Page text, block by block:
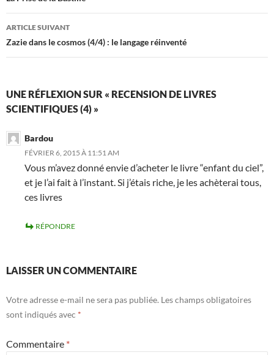
articles
ARTICLE SUIVANT
Zazie dans le cosmos (4/4) : le langage réinventé
UNE RÉFLEXION SUR « RECENSION DE LIVRES
SCIENTIFIQUES (4) »
Bardou
FÉVRIER 6, 2015 À 11:51 AM
Vous m’avez donné envie d’acheter le livre “enfant du ciel”,
et je l’ai fait à l’instant. Si j’étais riche, je les achèterai tous,
ces livres
RÉPONDRE
LAISSER UN COMMENTAIRE
Votre adresse e-mail ne sera pas publiée. Les champs obligatoires
sont indiqués avec *
Commentaire *